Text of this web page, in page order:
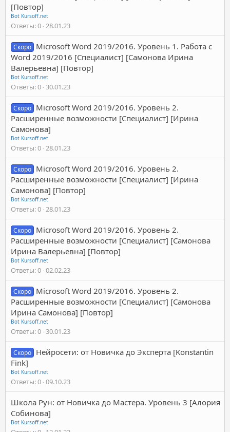
[Повтор]
Bot Kursoff.net
Ответы 0 28.01.23
Скоро Microsoft Word 2019/2016. Уровень 1. Работа с
Word 2019/2016 [Специалист] [Самонова Ирина
Валерьевна] [Повтор]
Bot Kursoff.net
Ответы 0 30.01.23
Скоро Microsoft Word 2019/2016. Уровень 2.
Расширенные возможности [Специалист] [Ирина
Самонова]
Bot Kursoff.net
Ответы 0 28.01.23
Скоро Microsoft Word 2019/2016. Уровень 2.
Расширенные возможности [Специалист] [Ирина
Самонова] [Повтор]
Bot Kursoff.net
Ответы 0 28.01.23
Скоро Microsoft Word 2019/2016. Уровень 2.
Расширенные возможности [Специалист] [Самонова
Ирина Валерьевна] [Повтор]
Bot Kursoff.net
Ответы 0 02.02.23
Скоро Microsoft Word 2019/2016. Уровень 2.
Расширенные возможности [Специалист] [Самонова
Ирина Самонова] [Повтор]
Bot Kursoff.net
Ответы 0 30.01.23
Скоро Нейросети: от Новичка до Эксперта [Konstantin
Fink]
Bot Kursoff.net
Ответы 0 09.10.23
Школа Рун: от Новичка до Мастера. Уровень 3 [Алория
Собинова]
Bot Kursoff.net